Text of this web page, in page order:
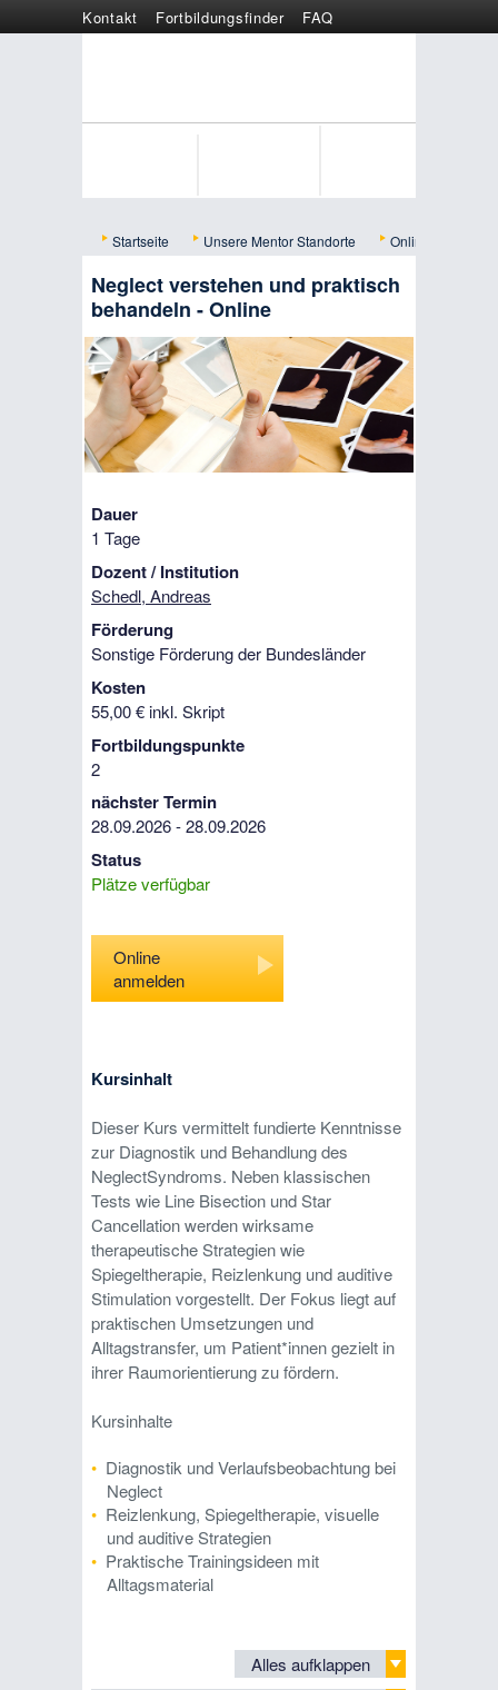
Kontakt Fortbildungsfinder
FAQ
Online anmelden
Wertgutschein
Startseite Unsere Mentor Standorte Online
Neglect verstehen und praktisch
behandeln - Online
Dauer
1 Tage
Dozent / Institution
Schedl, Andreas
Förderung
Sonstige Förderung der Bundesländer
Kosten
55,00 € inkl. Skript
Fortbildungspunkte
2
nächster Termin
28.09.2026 - 28.09.2026
Status
Plätze verfügbar
Online
anmelden
Kursinhalt
Dieser Kurs vermittelt fundierte Kenntnisse
zur Diagnostik und Behandlung des
NeglectSyndroms. Neben klassischen
Tests wie Line Bisection und Star
Cancellation werden wirksame
therapeutische Strategien wie
Spiegeltherapie, Reizlenkung und auditive
Stimulation vorgestellt. Der Fokus liegt auf
praktischen Umsetzungen und
Alltagstransfer, um Patient*innen gezielt in
ihrer Raumorientierung zu fördern.
Kursinhalte
Diagnostik und Verlaufsbeobachtung bei
Neglect
Reizlenkung, Spiegeltherapie, visuelle
und auditive Strategien
Praktische Trainingsideen mit
Alltagsmaterial
Alles aufklappen